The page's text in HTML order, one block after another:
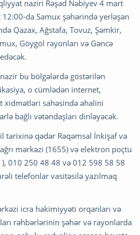
naziri Rəşad Nəbiyev 4 mart
da Samux şəhərində yerləşən
Qazax, Ağstafa, Tovuz, Şəmkir,
Göygöl rayonları və Gəncə
bu bölgələrdə göstərilən
o cümlədən internet,
xidmətləri sahəsində əhalini
bağlı vətəndaşları dinləyəcək.
tarixinə qədər Rəqəmsal İnkişaf və
mərkəzi (1655) və elektron poçtu
), 010 250 48 48 və 012 598 58 58
telefonlar vasitəsilə yazılmaq
icra hakimiyyəti orqanları və
rəhbərlərinin şəhər və rayonlarda